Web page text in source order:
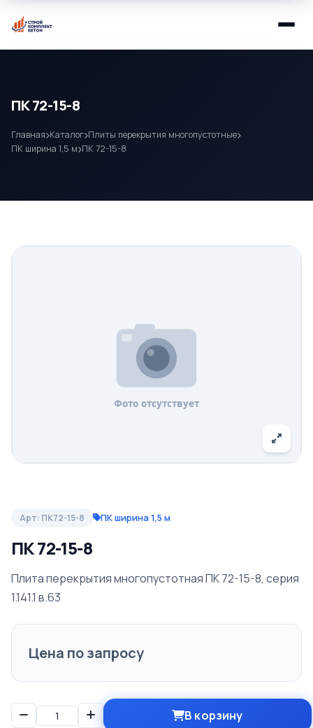
ПК 72-15-8
Главная Каталог Плиты перекрытия многопустотные
ПК ширина 1,5 м ПК 72-15-8
Арт: ПК72-15-8 ПК ширина 1,5 м
ПК 72-15-8
Плита перекрытия многопустотная ПК 72-15-8, серия
1.141.1 в.63
Цена по запросу
В корзину